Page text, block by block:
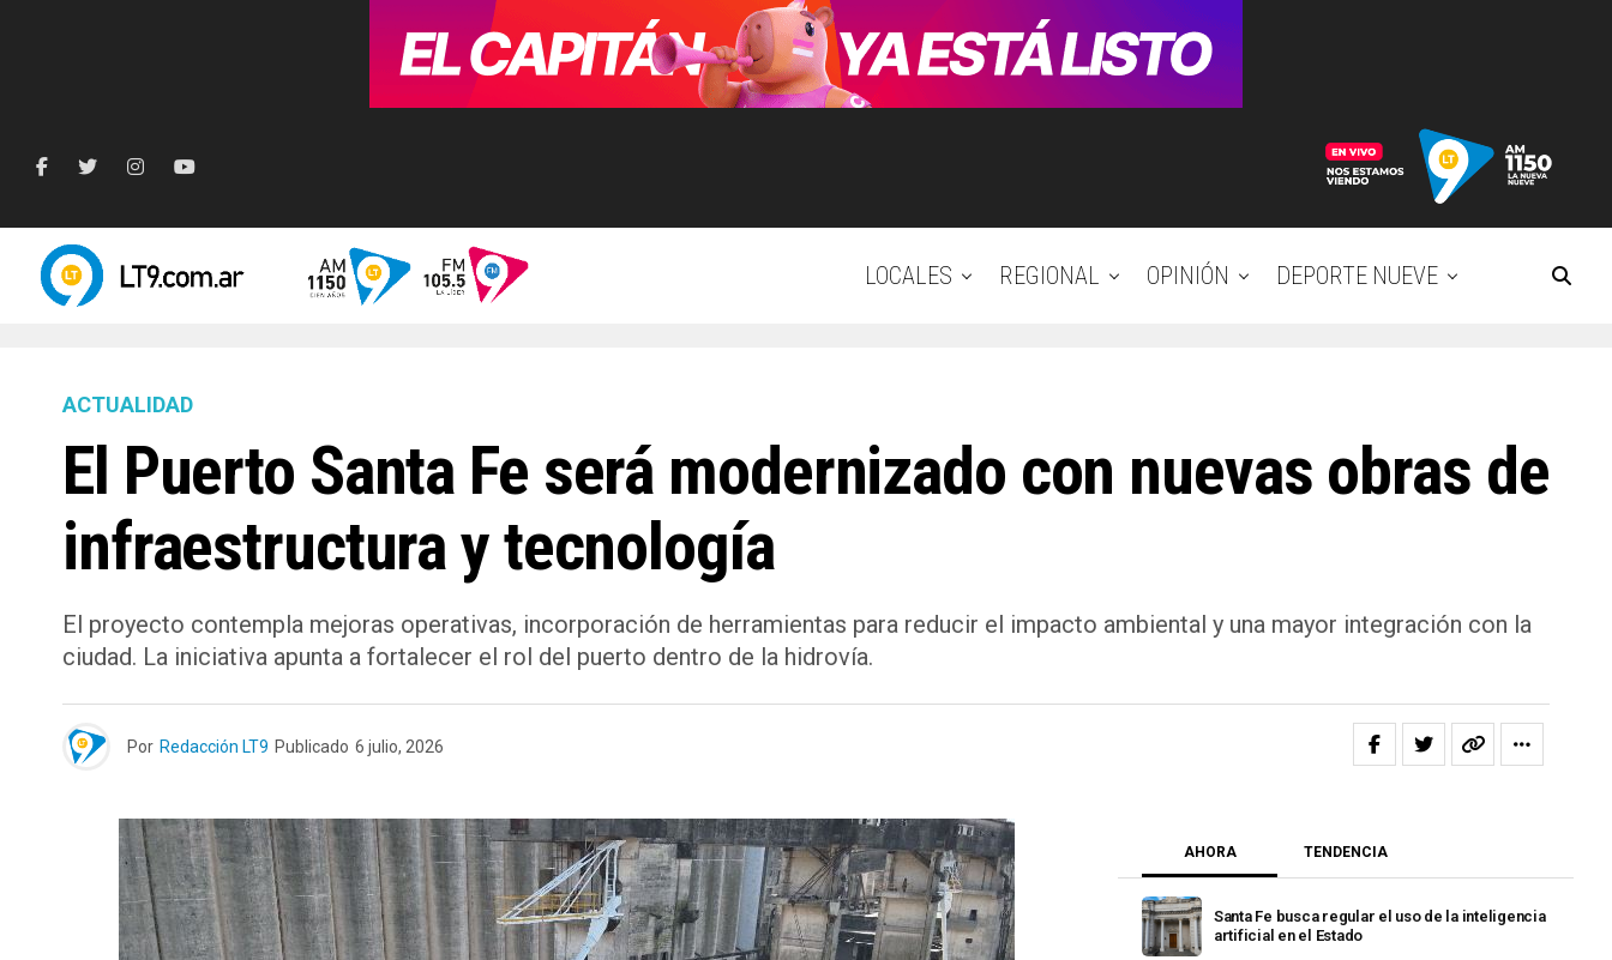
LOCALES REGIONAL OPINIÓN DEPORTE NUEVE
ACTUALIDAD
El Puerto Santa Fe será modernizado con nuevas obras de
infraestructura y tecnología
El proyecto contempla mejoras operativas, incorporación de herramientas para reducir el impacto ambiental y una mayor integración con la
ciudad. La iniciativa apunta a fortalecer el rol del puerto dentro de la hidrovía.
Por Redacción LT9 Publicado 6 julio, 2026
AHORA TENDENCIA
Santa Fe busca regular el uso de la inteligencia
artificial en el Estado